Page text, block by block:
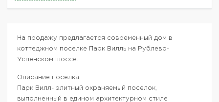
На продажу предлагается современный дом в
коттеджном поселке Парк Вилль на Рублево-
Успенском шоссе.
Описание поселка:
Парк Вилл- элитный охраняемый поселок,
выполненный в едином архитектурном стиле